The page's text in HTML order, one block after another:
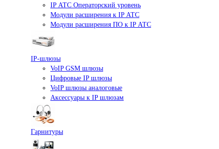
IP АТС Операторский уровень
Модули расширения к IP АТС
Модули расширения ПО к IP АТС
IP-шлюзы
VoIP GSM шлюзы
Цифровые IP шлюзы
VoIP шлюзы аналоговые
Аксессуары к IP шлюзам
Гарнитуры